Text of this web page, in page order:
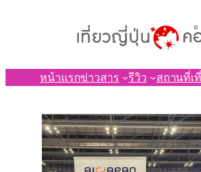
หน้าแรกข่าวสาร รีวิว สถานที่เ